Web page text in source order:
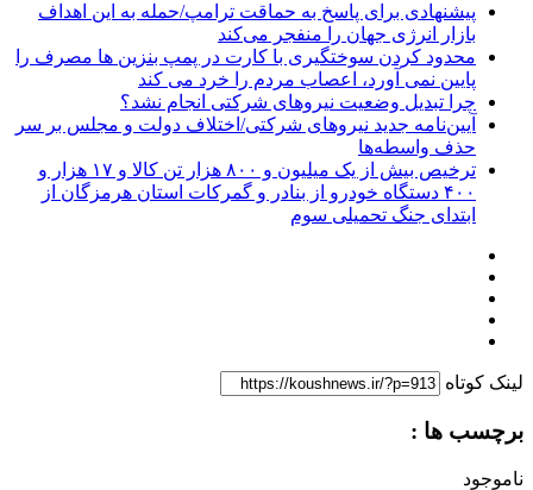
پیشنهادی برای پاسخ به حماقت ترامپ/حمله به این اهداف
بازار انرژی جهان را منفجر می‌کند
محدود کردن سوختگیری با کارت در پمپ بنزین ها مصرف را
پایین نمی آورد، اعصاب مردم را خرد می کند
چرا تبدیل وضعیت نیروهای شرکتی انجام نشد؟
آیین‌نامه جدید نیروهای شرکتی/اختلاف دولت و مجلس بر سر
حذف واسطه‌ها
ترخیص بیش از یک میلیون و ۸۰۰ هزار تن کالا و ۱۷ هزار و
۴۰۰ دستگاه خودرو از بنادر و گمرکات استان هرمزگان از
ابتدای جنگ تحمیلی سوم
لینک کوتاه
برچسب ها :
ناموجود